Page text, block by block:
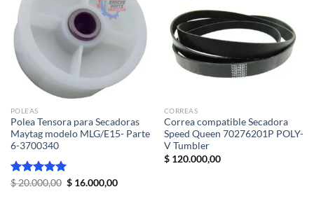
POLEAS
Polea Tensora para Secadoras
Maytag modelo MLG/E15- Parte
6-3700340
Valorado
$20.000,00 El
$16.000,00El
CORREAS
Correa compatible Secadora
Speed Queen 70276201P POLY-
V Tumbler
$120.000,00